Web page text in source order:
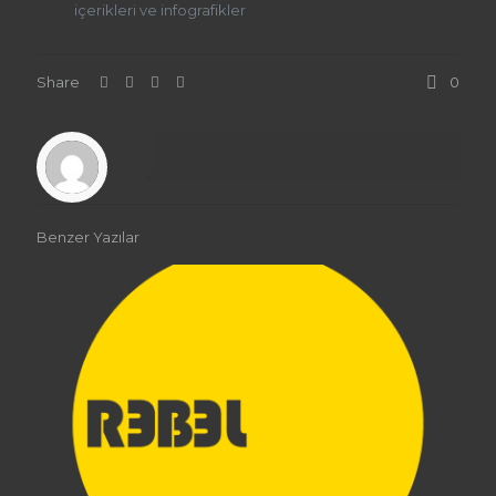
içerikleri ve infografikler
Share 0
Benzer Yazılar